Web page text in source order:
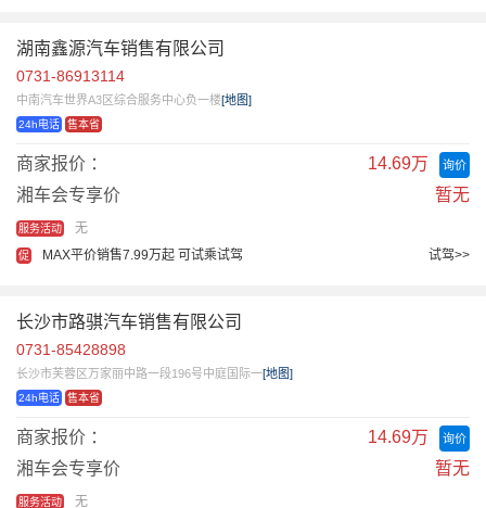
湖南鑫源汽车销售有限公司
0731-86913114
中南汽车世界A3区综合服务中心负一楼[地图]
24h电话 售本省
商家报价 ： 询价
14.69万
湘车会专享价
暂无
服务活动 无
促 MAX平价销售7.99万起 可试乘试驾 试驾>>
长沙市路骐汽车销售有限公司
0731-85428898
长沙市芙蓉区万家丽中路一段196号中庭国际一[地图]
24h电话 售本省
商家报价 ： 询价
14.69万
湘车会专享价
暂无
服务活动 无